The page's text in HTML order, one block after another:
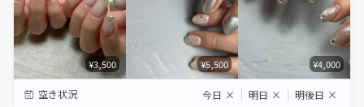
¥3,500 ¥5,500 ¥4,000
空き状況 今日 × 明日 × 明後日 ×